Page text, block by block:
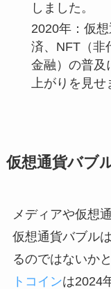
しました。
2020年：仮
済、NFT（非
金融）の普及
上がりを見せ
仮想通貨バブ
メディアや仮想
仮想通貨バブル
るのではないか
トコインは2024